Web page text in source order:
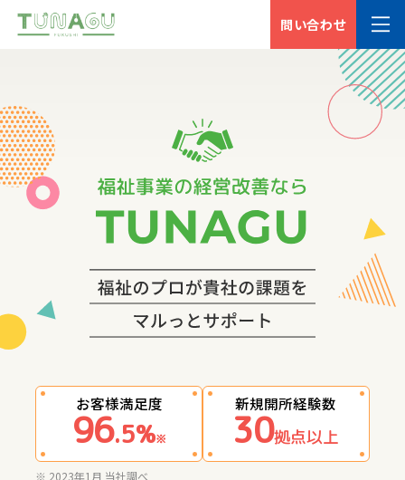
問い合わせ
お客様満足度
96.5%※
新規開所経験数
30拠点以上
※ 2023年1月 当社調べ